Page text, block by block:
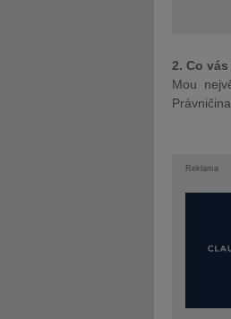
2. Co
Mou
Reklama